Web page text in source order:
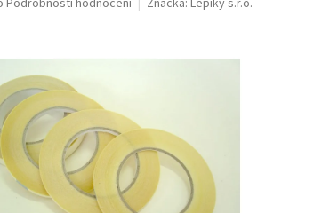
Podrobnosti hodnocení Značka: Lepíky s.r.o.